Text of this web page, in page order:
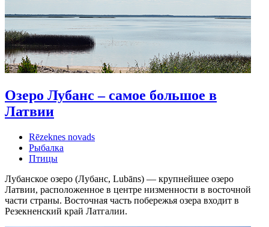
Озеро Лубанс – самое большое в
Латвии
Rēzeknes novads
Рыбалка
Птицы
Лубанское озеро (Лубанс, Lubāns) — крупнейшее озеро
Латвии, расположенное в центре низменности в восточной
части страны. Восточная часть побережья озера входит в
Резекненский край Латгалии.